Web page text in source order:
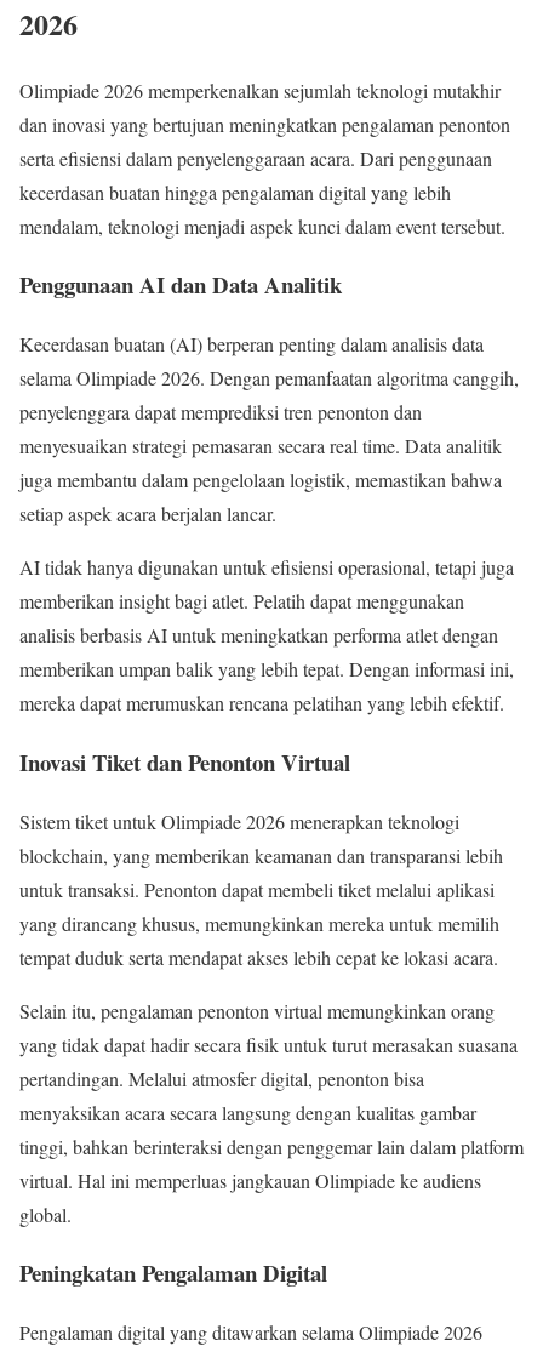
2026
Olimpiade 2026 memperkenalkan sejumlah teknologi mutakhir
dan inovasi yang bertujuan meningkatkan pengalaman penonton
serta efisiensi dalam penyelenggaraan acara. Dari penggunaan
kecerdasan buatan hingga pengalaman digital yang lebih
mendalam, teknologi menjadi aspek kunci dalam event tersebut.
Penggunaan AI dan Data Analitik
Kecerdasan buatan (AI) berperan penting dalam analisis data
selama Olimpiade 2026. Dengan pemanfaatan algoritma canggih,
penyelenggara dapat memprediksi tren penonton dan
menyesuaikan strategi pemasaran secara real time. Data analitik
juga membantu dalam pengelolaan logistik, memastikan bahwa
setiap aspek acara berjalan lancar.
AI tidak hanya digunakan untuk efisiensi operasional, tetapi juga
memberikan insight bagi atlet. Pelatih dapat menggunakan
analisis berbasis AI untuk meningkatkan performa atlet dengan
memberikan umpan balik yang lebih tepat. Dengan informasi ini,
mereka dapat merumuskan rencana pelatihan yang lebih efektif.
Inovasi Tiket dan Penonton Virtual
Sistem tiket untuk Olimpiade 2026 menerapkan teknologi
blockchain, yang memberikan keamanan dan transparansi lebih
untuk transaksi. Penonton dapat membeli tiket melalui aplikasi
yang dirancang khusus, memungkinkan mereka untuk memilih
tempat duduk serta mendapat akses lebih cepat ke lokasi acara.
Selain itu, pengalaman penonton virtual memungkinkan orang
yang tidak dapat hadir secara fisik untuk turut merasakan suasana
pertandingan. Melalui atmosfer digital, penonton bisa
menyaksikan acara secara langsung dengan kualitas gambar
tinggi, bahkan berinteraksi dengan penggemar lain dalam platform
virtual. Hal ini memperluas jangkauan Olimpiade ke audiens
global.
Peningkatan Pengalaman Digital
Pengalaman digital yang ditawarkan selama Olimpiade 2026